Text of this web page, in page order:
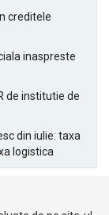
creditele
inaspreste
de institutie de
din iulie: taxa
logistica